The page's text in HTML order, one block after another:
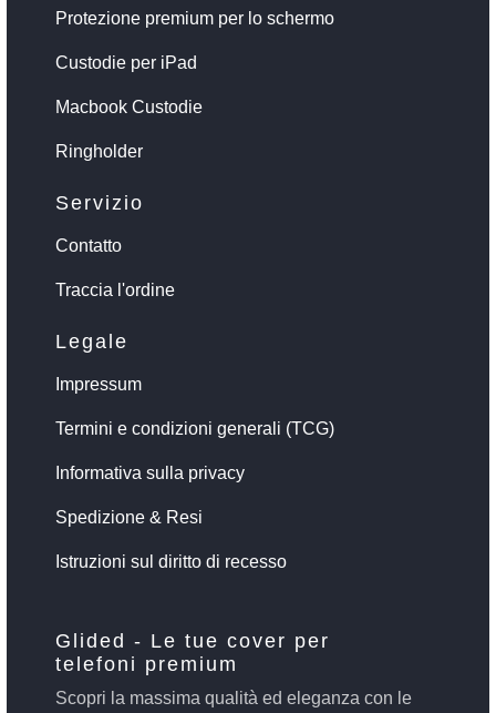
Protezione premium per lo schermo
Custodie per iPad
Macbook Custodie
Ringholder
Servizio
Contatto
Traccia l'ordine
Legale
Impressum
Termini e condizioni generali (TCG)
Informativa sulla privacy
Spedizione & Resi
Istruzioni sul diritto di recesso
Glided - Le tue cover per
telefoni premium
Scopri la massima qualità ed eleganza con le